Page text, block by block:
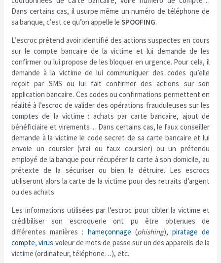
Dans certains cas, il usurpe même un numéro de téléphone de
sa banque, c’est ce qu’on appelle leSPOOFING.
L’escroc prétend avoir identifié des actions suspectes en cours
sur le compte bancaire de la victime et lui demande de les
confirmer ou lui propose de les bloquer en urgence. Pour cela, il
demande à la victime de lui communiquer des codes qu’elle
reçoit par SMS ou lui fait confirmer des actions sur son
application bancaire. Ces codes ou confirmations permettent en
réalité à l’escroc de valider des opérations frauduleuses sur les
comptes de la victime : achats par carte bancaire, ajout de
bénéficiaire et virements… Dans certains cas, le faux conseiller
demande à la victime le code secret de sa carte bancaire et lui
envoie un coursier (vrai ou faux coursier) ou un prétendu
employé de la banque pour récupérer la carte à son domicile, au
prétexte de la sécuriser ou bien la détruire. Les escrocs
utiliseront alors la carte de la victime pour des retraits d’argent
ou des achats.
Les informations utilisées par l’escroc pour cibler la victime et
crédibiliser son escroquerie ont pu être obtenues de
différentes manières : hameçonnage (phishing), piratage de
compte,virus voleur de mots de passe sur un des appareils de la
victime (ordinateur, téléphone…), etc.